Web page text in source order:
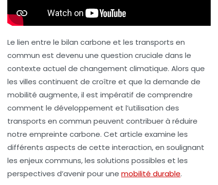
Le lien entre le bilan carbone et les transports en
commun est devenu une question cruciale dans le
contexte actuel de changement climatique. Alors que
les villes continuent de croître et que la demande de
mobilité augmente, il est impératif de comprendre
comment le développement et l’utilisation des
transports en commun peuvent contribuer à réduire
notre empreinte carbone. Cet article examine les
différents aspects de cette interaction, en soulignant
les enjeux communs, les solutions possibles et les
perspectives d’avenir pour une mobilité durable.